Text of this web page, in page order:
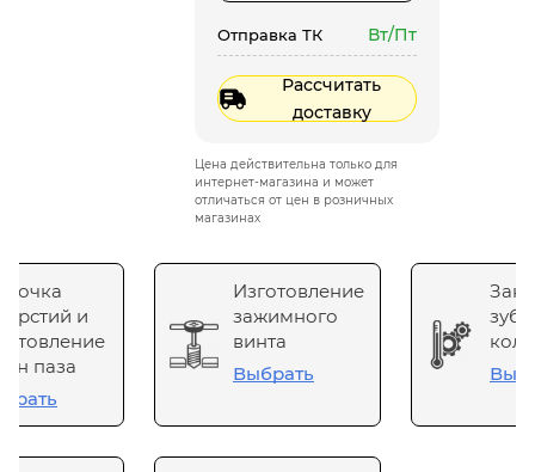
Отправка ТК Вт/Пт
Рассчитать
доставку
Цена действительна только для
интернет-магазина и может
отличаться от цен в розничных
магазинах
и
паза
Изготовление
зажимного
винта
Выбрать